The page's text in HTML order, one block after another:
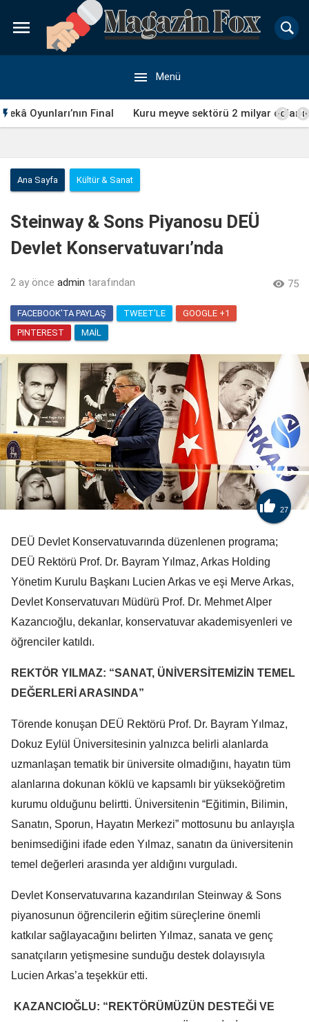

 Menü
 Kuru meyve sektörü 2 milyar dolar ihracat hedefi için
Ana Sayfa Kültür & Sanat
Steinway & Sons Piyanosu DEÜ
Devlet Konservatuvarı’nda
2 ay önce admin tarafından  75
FACEBOOK'TA PAYLAŞ TWEET'LE
GOOGLE +1
PINTEREST
MAIL
 27
DEÜ Devlet Konservatuvarında düzenlenen programa;
DEÜ Rektörü Prof. Dr. Bayram Yılmaz, Arkas Holding
Yönetim Kurulu Başkanı Lucien Arkas ve eşi Merve Arkas,
Devlet Konservatuvarı Müdürü Prof. Dr. Mehmet Alper
Kazancıoğlu, dekanlar, konservatuvar akademisyenleri ve
öğrenciler katıldı.
REKTÖR YILMAZ: “SANAT, ÜNİVERSİTEMİZİN TEMEL
DEĞERLERİ ARASINDA”
Törende konuşan DEÜ Rektörü Prof. Dr. Bayram Yılmaz,
Dokuz Eylül Üniversitesinin yalnızca belirli alanlarda
uzmanlaşan tematik bir üniversite olmadığını, hayatın tüm
alanlarına dokunan köklü ve kapsamlı bir yükseköğretim
kurumu olduğunu belirtti. Üniversitenin “Eğitimin, Bilimin,
Sanatın, Sporun, Hayatın Merkezi” mottosunu bu anlayışla
benimsediğini ifade eden Yılmaz, sanatın da üniversitenin
temel değerleri arasında yer aldığını vurguladı.
Devlet Konservatuvarına kazandırılan Steinway & Sons
piyanosunun öğrencilerin eğitim süreçlerine önemli
katkılar sağlayacağını belirten Yılmaz, sanata ve genç
sanatçıların yetişmesine sunduğu destek dolayısıyla
Lucien Arkas’a teşekkür etti.
KAZANCIOĞLU: “REKTÖRÜMÜZÜN DESTEĞİ VE